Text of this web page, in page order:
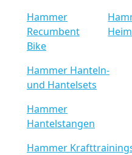
Hammer
Recumbent
Bike
Hammer Hanteln-
und Hantelsets
Hammer
Hantelstangen
Hammer